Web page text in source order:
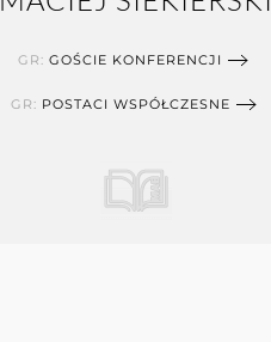
GR: GOŚCIE KONFERENCJI
GR: POSTACI WSPÓŁCZESNE